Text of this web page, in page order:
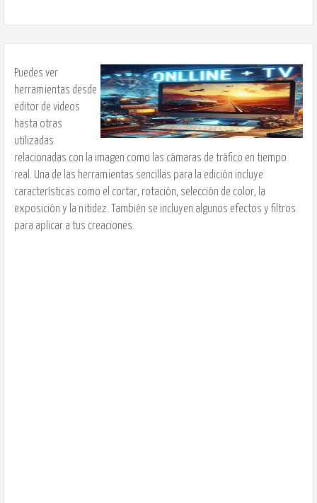
Puedes ver
herramientas desde
editor de videos
hasta otras
utilizadas
relacionadas con la imagen como las cámaras de tráfico en tiempo
real. Una de las herramientas sencillas para la edición incluye
características como el cortar, rotación, selección de color, la
exposición y la nitidez. También se incluyen algunos efectos y filtros
para aplicar a tus creaciones.